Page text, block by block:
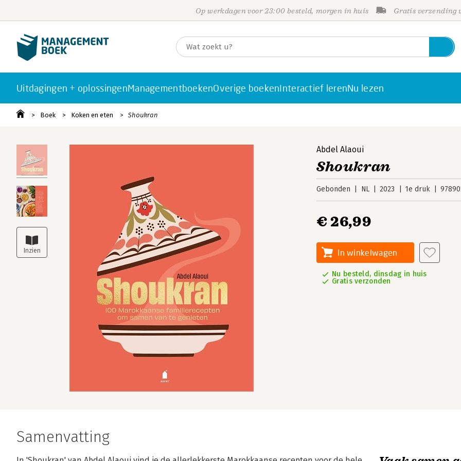
Op werkdagen voor 23:00 besteld, morgen in huis Gratis verzending
Uitdagingen + oplossingenManagementboekenOverige boekenInteractief lerenNu lezen
Boek Koken en eten Shoukran
Abdel Alaoui
Shoukran
Gebonden NL 2023 1e druk
€ 26,99
In winkelwagen
Nu besteld, dinsdag in huis
Gratis verzonden
Samenvatting